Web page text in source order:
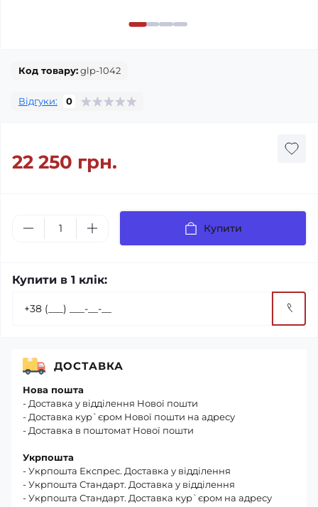
Код товару:glp-1042
Відгуки: 0
22 250 грн.
Купити
Купити в 1 клік:
ДОСТАВКА
Нова пошта
- Доставка у відділення Нової пошти
- Доставка кур`єром Нової пошти на адресу
- Доставка в поштомат Нової пошти
Укрпошта
- Укрпошта Експрес. Доставка у відділення
- Укрпошта Стандарт. Доставка у відділення
- Укрпошта Стандарт. Доставка кур`єром на адресу